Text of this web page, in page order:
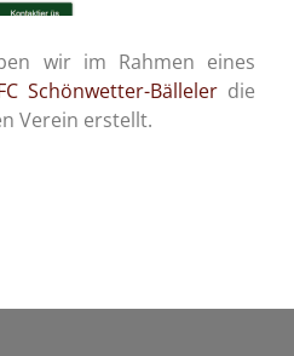
wir im Rahmen eines
Schönwetter-Bälleler die
Verein erstellt.